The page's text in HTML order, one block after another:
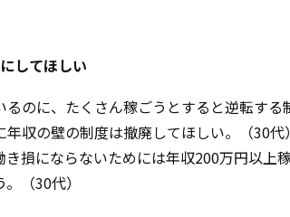
してほしい
のに、たくさん稼ごうとすると逆転する
収の壁の制度は撤廃してほしい。（30代）
損にならないためには年収200万円以
（30代）